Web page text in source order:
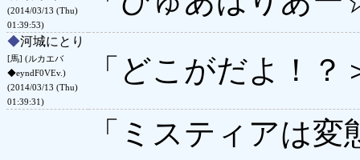
(2014/03/13 (Thu)
01:39:53)
◆河城にとり
[馬] (ルカエバ
◆eyndF0VEv.)
(2014/03/13 (Thu)
01:39:31)
「どこがだよ！
「ミスティアは